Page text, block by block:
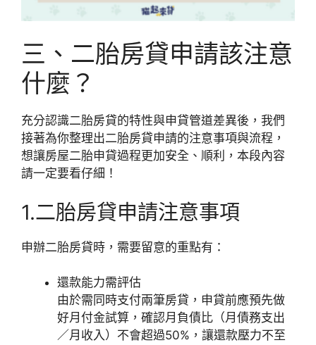
三、二胎房貸申請該注意
什麼？
充分認識二胎房貸的特性與申貸管道差異後，我們
接著為你整理出二胎房貸申請的注意事項與流程，
想讓房屋二胎申貸過程更加安全、順利，本段內容
請一定要看仔細！
1.二胎房貸申請注意事項
申辦二胎房貸時，需要留意的重點有：
還款能力需評估
由於需同時支付兩筆房貸，申貸前應預先做
好月付金試算，確認月負債比（月債務支出
／月收入）不會超過50%，讓還款壓力不至